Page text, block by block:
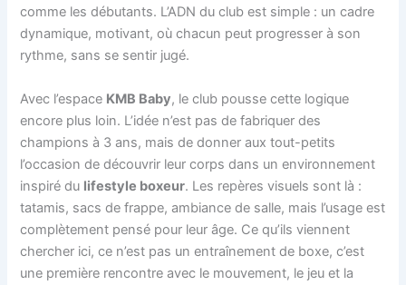
comme les débutants. L’ADN du club est simple : un cadre
dynamique, motivant, où chacun peut progresser à son
rythme, sans se sentir jugé.
Avec l’espace KMB Baby, le club pousse cette logique
encore plus loin. L’idée n’est pas de fabriquer des
champions à 3 ans, mais de donner aux tout-petits
l’occasion de découvrir leur corps dans un environnement
inspiré du lifestyle boxeur. Les repères visuels sont là :
tatamis, sacs de frappe, ambiance de salle, mais l’usage est
complètement pensé pour leur âge. Ce qu’ils viennent
chercher ici, ce n’est pas un entraînement de boxe, c’est
une première rencontre avec le mouvement, le jeu et la